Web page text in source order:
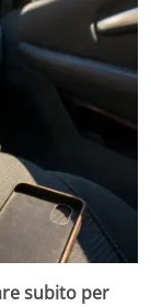
subito per